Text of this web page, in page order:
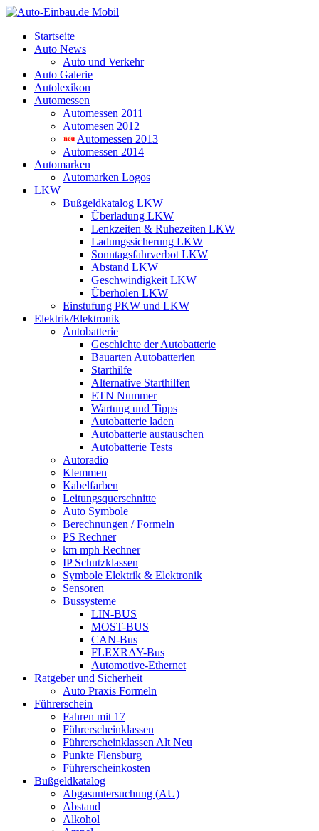
Startseite
Auto News
Auto und Verkehr
Auto Galerie
Autolexikon
Automessen
Automessen 2011
Automesen 2012
Automessen 2013
Automessen 2014
Automarken
Automarken Logos
LKW
Bußgeldkatalog LKW
Überladung LKW
Lenkzeiten & Ruhezeiten LKW
Ladungssicherung LKW
Sonntagsfahrverbot LKW
Abstand LKW
Geschwindigkeit LKW
Überholen LKW
Einstufung PKW und LKW
Elektrik/Elektronik
Autobatterie
Geschichte der Autobatterie
Bauarten Autobatterien
Starthilfe
Alternative Starthilfen
ETN Nummer
Wartung und Tipps
Autobatterie laden
Autobatterie austauschen
Autobatterie Tests
Autoradio
Klemmen
Kabelfarben
Leitungsquerschnitte
Auto Symbole
Berechnungen / Formeln
PS Rechner
km mph Rechner
IP Schutzklassen
Symbole Elektrik & Elektronik
Sensoren
Bussysteme
LIN-BUS
MOST-BUS
CAN-Bus
FLEXRAY-Bus
Automotive-Ethernet
Ratgeber und Sicherheit
Auto Praxis Formeln
Führerschein
Fahren mit 17
Führerscheinklassen
Führerscheinklassen Alt Neu
Punkte Flensburg
Führerscheinkosten
Bußgeldkatalog
Abgasuntersuchung (AU)
Abstand
Alkohol